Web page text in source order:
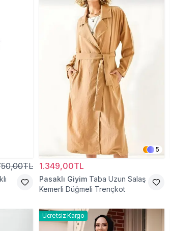
5
1.349,00TL
Pasaklı Giyim Taba Uzun Salaş
Kemerli Düğmeli Trençkot
Ücretsiz Kargo